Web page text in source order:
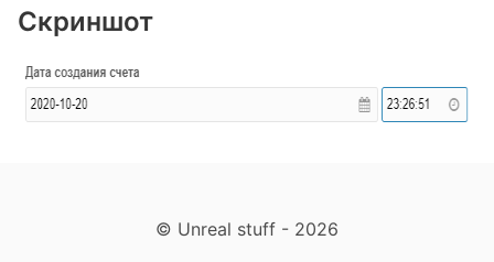
Скриншот
© Unreal stuff - 2026